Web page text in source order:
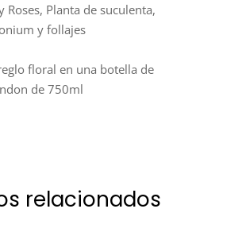
Roses, Planta de suculenta,
y follajes
floral en una botella de
de 750ml
relacionados